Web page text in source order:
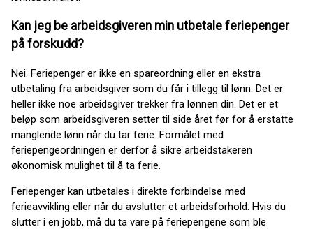
Kan jeg be arbeidsgiveren min utbetale feriepenger
på forskudd?
Nei. Feriepenger er ikke en spareordning eller en ekstra
utbetaling fra arbeidsgiver som du får i tillegg til lønn. Det er
heller ikke noe arbeidsgiver trekker fra lønnen din. Det er et
beløp som arbeidsgiveren setter til side året før for å erstatte
manglende lønn når du tar ferie. Formålet med
feriepengeordningen er derfor å sikre arbeidstakeren
økonomisk mulighet til å ta ferie.
Feriepenger kan utbetales i direkte forbindelse med
ferieavvikling eller når du avslutter et arbeidsforhold. Hvis du
slutter i en jobb, må du ta vare på feriepengene som ble